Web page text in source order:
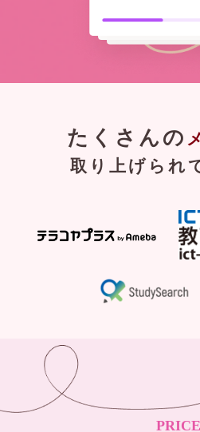
たくさんの
取り上げられ
PRICE